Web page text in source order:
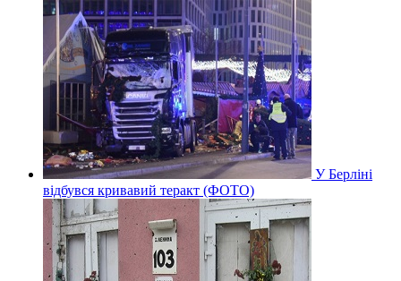
У Берліні
відбувся кривавий теракт (ФОТО)